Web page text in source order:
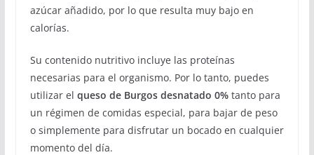
azúcar añadido, por lo que resulta muy bajo en
calorías.
Su contenido nutritivo incluye las proteínas
necesarias para el organismo. Por lo tanto, puedes
utilizar el queso de Burgos desnatado 0%tanto para
un régimen de comidas especial, para bajar de peso
o simplemente para disfrutar un bocado en cualquier
momento del día.